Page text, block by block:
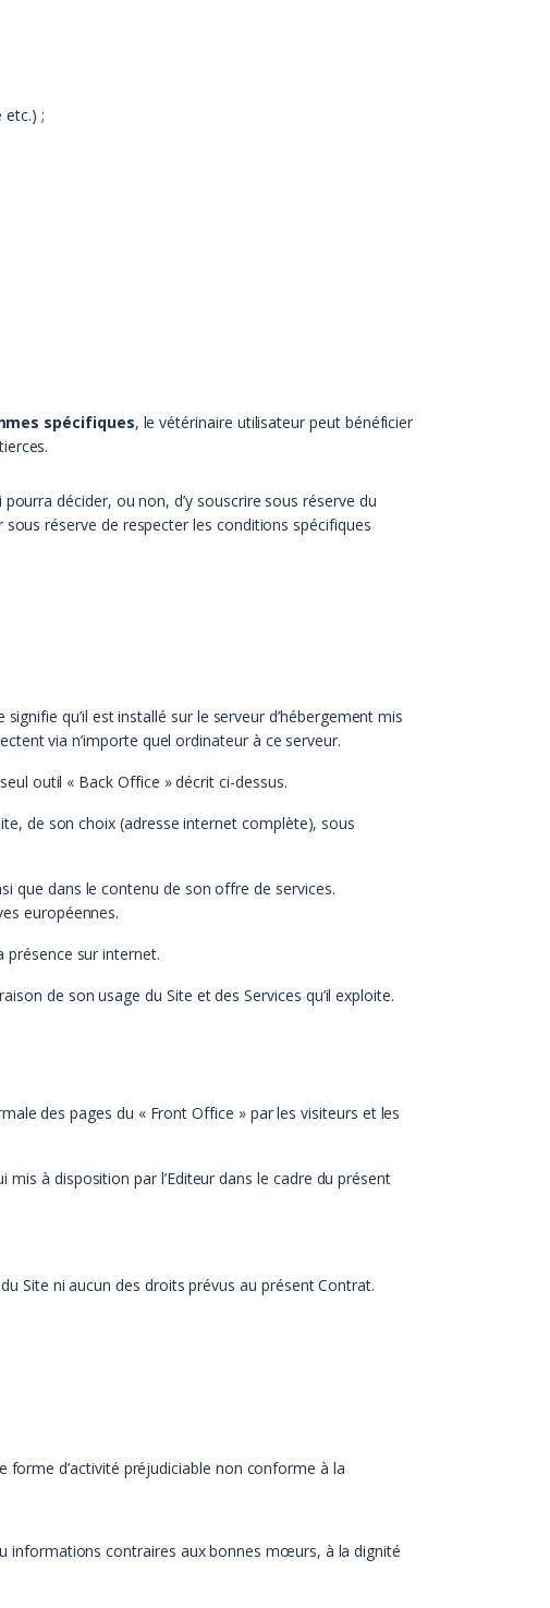
etc.) ;
spécifiques, le vétérinaire utilisateur peut bénéficier
décider, ou non, d’y souscrire sous réserve du
réserve de respecter les conditions spécifiques
qu’il est installé sur le serveur d’hébergement mis
via n’importe quel ordinateur à ce serveur.
outil « Back Office » décrit ci-dessus.
de son choix (adresse internet complète), sous
que dans le contenu de son offre de services.
européennes.
présence sur internet.
de son usage du Site et des Services qu’il exploite.
des pages du « Front Office » par les visiteurs et les
à disposition par l’Editeur dans le cadre du présent
Site ni aucun des droits prévus au présent Contrat.
forme d’activité préjudiciable non conforme à la
informations contraires aux bonnes mœurs, à la dignité